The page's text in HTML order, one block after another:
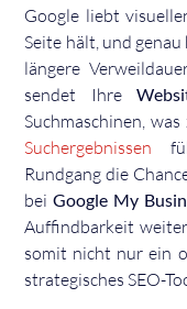
Google liebt
Seite hält, und
längere
sendet Ihre
Suchmaschinen,
Suchergebnissen
Rundgang die
beiGoogle My
Auffindbarkeit
somit nicht nur ein
strategisches SEO-